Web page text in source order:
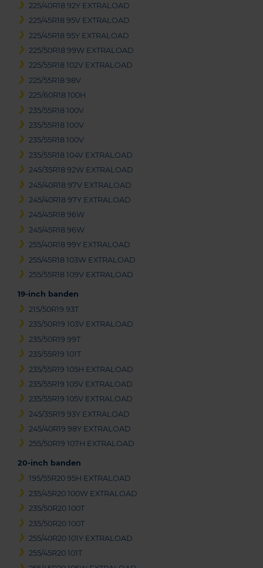
225/40R18 92Y EXTRALOAD
225/45R18 95V EXTRALOAD
225/45R18 95Y EXTRALOAD
225/50R18 99W EXTRALOAD
225/55R18 102V EXTRALOAD
225/55R18 98V
225/60R18 100H
235/55R18 100V
235/55R18 100V
235/55R18 100V
235/55R18 104V EXTRALOAD
245/35R18 92W EXTRALOAD
245/40R18 97V EXTRALOAD
245/40R18 97Y EXTRALOAD
245/45R18 96W
245/45R18 96W
255/40R18 99Y EXTRALOAD
255/45R18 103W EXTRALOAD
255/55R18 109V EXTRALOAD
19-inch banden
215/50R19 93T
235/50R19 103V EXTRALOAD
235/50R19 99T
235/55R19 101T
235/55R19 105H EXTRALOAD
235/55R19 105V EXTRALOAD
235/55R19 105V EXTRALOAD
245/35R19 93Y EXTRALOAD
245/40R19 98Y EXTRALOAD
255/50R19 107H EXTRALOAD
20-inch banden
195/55R20 95H EXTRALOAD
235/45R20 100W EXTRALOAD
235/50R20 100T
235/50R20 100T
255/40R20 101Y EXTRALOAD
255/45R20 101T